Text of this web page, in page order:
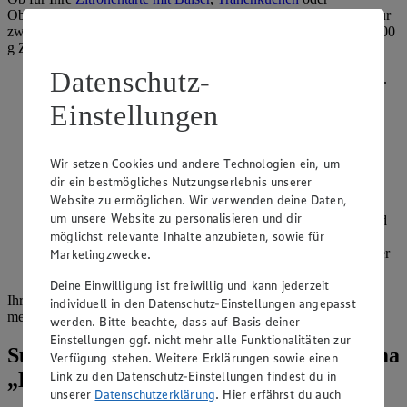
Obstschnitten: Für die perfekte Meringue-Schicht brauchen Sie nur
zwei Eiweiß, eine Prise Salz, ein paar Tropfen Zitronensaft und 100
g Zucker. Und so arbeiten Sie Schritt für Schritt:
Schlagen Sie das Eiweiß mit dem Salz und Zitronensaft auf.
Lassen Sie währenddessen nach und nach den Zucker
einrieseln, bis eine feste und glänzende Creme entsteht.
Setzen Sie die Masse mithilfe eines Esslöffels oder
Spritzbeutels in Ihrer gewünschten Form auf ein mit
Backpapier ausgelegtes Backblech.
Schieben Sie dieses für zwei Stunden in einen auf 100 Grad
vorgeheizten Backofen. Stellen Sie das Gerät dann ab und
lassen Sie die Baiserhaube ohne Backen zum Trocknen über
Ihr selbst gemachtes Baiser hält sich luftdicht gelagert übrigens
mehrere Wochen.
Suche weitere Tipps & Tricks zum Thema
„Backen“
Datenschutz-
Einstellungen
Wir setzen Cookies und andere Technologien ein, um
dir ein bestmögliches Nutzungserlebnis unserer
Website zu ermöglichen. Wir verwenden deine Daten,
um unsere Website zu personalisieren und dir
möglichst relevante Inhalte anzubieten, sowie für
Marketingzwecke.
Deine Einwilligung ist freiwillig und kann jederzeit
individuell in den Datenschutz-Einstellungen angepasst
werden. Bitte beachte, dass auf Basis deiner
Einstellungen ggf. nicht mehr alle Funktionalitäten zur
Verfügung stehen. Weitere Erklärungen sowie einen
Link zu den Datenschutz-Einstellungen findest du in
unserer Datenschutzerklärung. Hier erfährst du auch